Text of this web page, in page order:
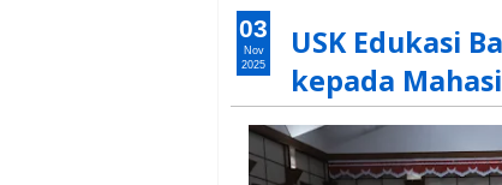
USK Edukasi
kepada
03
Nov
2025